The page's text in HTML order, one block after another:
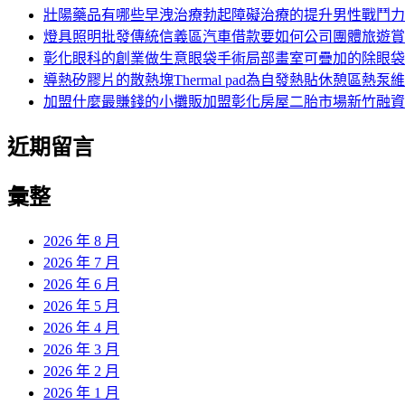
壯陽藥品有哪些早洩治療勃起障礙治療的提升男性戰鬥力
燈具照明批發傳統信義區汽車借款要如何公司團體旅遊
彰化眼科的創業做生意眼袋手術局部畫室可疊加的除眼袋
導熱矽膠片的散熱塊Thermal pad為自發熱貼休憩區熱泵
加盟什麼最賺錢的小攤販加盟彰化房屋二胎市場新竹融資
近期留言
彙整
2026 年 8 月
2026 年 7 月
2026 年 6 月
2026 年 5 月
2026 年 4 月
2026 年 3 月
2026 年 2 月
2026 年 1 月